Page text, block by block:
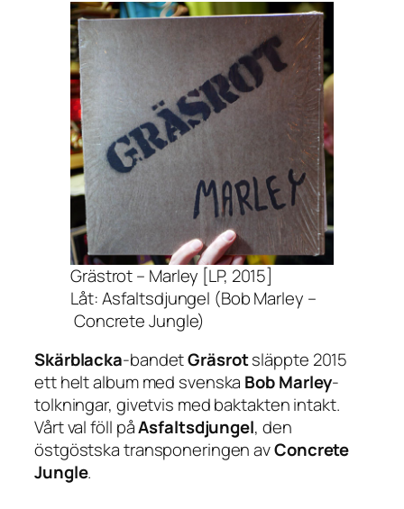
Grästrot – Marley [LP, 2015]
Låt: Asfaltsdjungel (Bob Marley –
Concrete Jungle)
Skärblacka-bandetGräsrotsläppte 2015
ett helt album med svenska Bob Marley-
tolkningar, givetvis med baktakten intakt.
Vårt val föll påAsfaltsdjungel, den
östgöstska transponeringen avConcrete
Jungle.